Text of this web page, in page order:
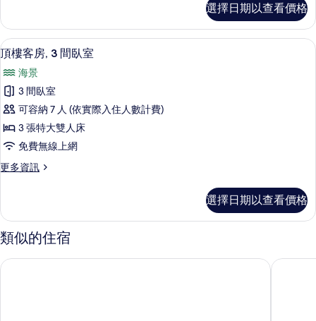
景
的
所
有
相
片
1
間
臥
室,
海
景
詳
情
選擇日期以查看價格
顯
示
頂
樓
客
房,
間
室
的
所
有
頂樓客房, 3 間臥室 | 迷你吧、客房內
6
頂樓客房, 3 間臥室
海景
3 間臥室
可容納 7 人 (依實際入住人數計費)
3 張特大雙人床
免費無線上網
更多資訊
更
客
房,
3
臥
選擇日期以查看價格
類似的住宿
希爾頓衝浪者天堂法義公寓式飯店 梅里頓